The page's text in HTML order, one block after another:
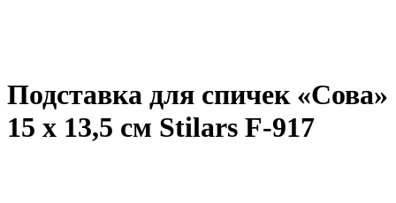
Подставка для спичек «Сова»
15 х 13,5 см Stilars F-917